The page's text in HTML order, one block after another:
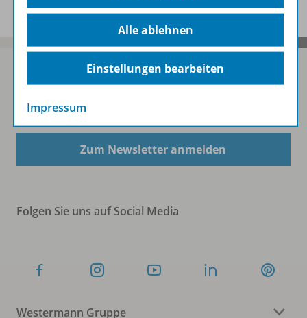
Sofort profitieren
Zum Newsletter anmelden
Folgen Sie uns auf Social Media
Westermann Gruppe
Alle ablehnen
Einstellungen bearbeiten
Impressum